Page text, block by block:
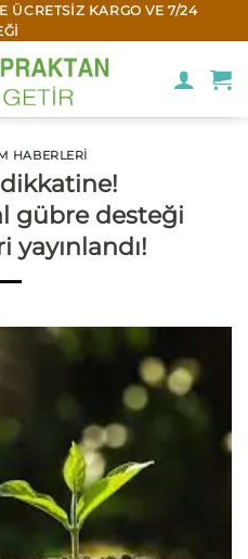
ÜCRETSIZ KARGO VE 7/24
HABERLERI
gübre desteği
yayınlandı!